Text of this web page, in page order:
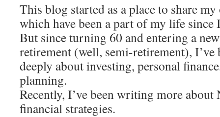
This blog started as a place to share
which have been a part of my life since
But since turning 60 and entering a
retirement (well, semi-retirement),
deeply about investing, personal
planning.
Recently, I’ve been writing more about
financial strategies.